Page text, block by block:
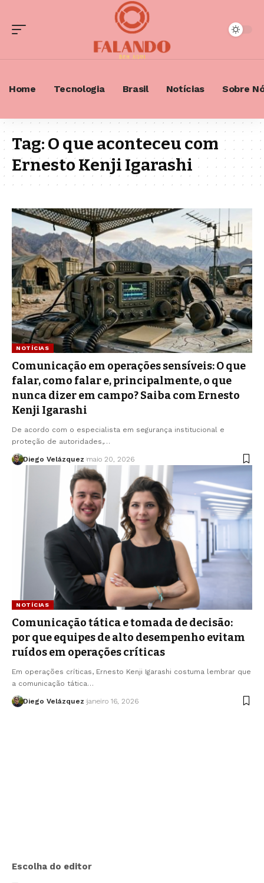
Home Tecnologia Brasil Notícias Sobre
Tag:O que aconteceu com
Ernesto Kenji Igarashi
NOTÍCIAS
Comunicação em operações sensíveis: O que
falar, como falar e, principalmente, o que
nunca dizer em campo? Saiba com Ernesto
Kenji Igarashi
De acordo com o especialista em segurança institucional e
proteção de autoridades,…
Diego Velázquez maio 20, 2026
NOTÍCIAS
Comunicação tática e tomada de decisão:
por que equipes de alto desempenho evitam
ruídos em operações críticas
Em operações críticas, Ernesto Kenji Igarashi costuma lembrar que
a comunicação tática…
Diego Velázquez janeiro 16, 2026
Escolha do editor